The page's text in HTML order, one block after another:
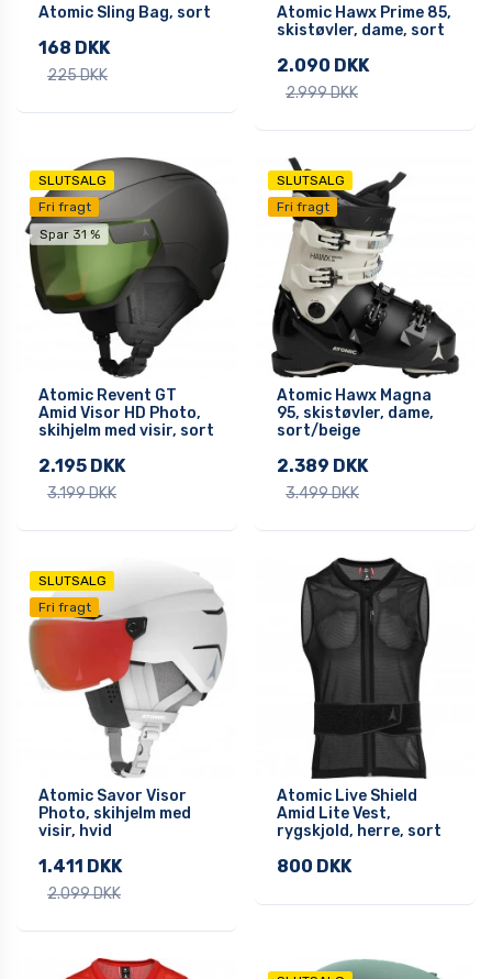
Atomic Sling Bag, sort
168 DKK
225 DKK
Atomic Hawx Prime 85,
skistøvler, dame, sort
2.090 DKK
2.999 DKK
SLUTSALG
Fri fragt
Spar 31 %
Atomic Revent GT
Amid Visor HD Photo,
skihjelm med visir, sort
2.195 DKK
3.199 DKK
SLUTSALG
Fri fragt
Atomic Hawx Magna
95, skistøvler, dame,
sort/beige
2.389 DKK
3.499 DKK
SLUTSALG
Fri fragt
Atomic Savor Visor
Photo, skihjelm med
visir, hvid
1.411 DKK
2.099 DKK
Atomic Live Shield
Amid Lite Vest,
rygskjold, herre, sort
800 DKK